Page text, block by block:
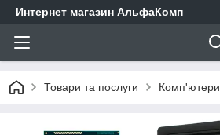
Интернет магазин АльфаКомп
Товари та послуги Комп'ютери